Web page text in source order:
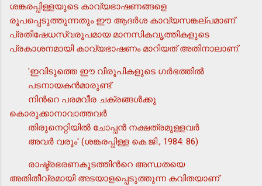
ശങ്കരപ്പിള്ളയുടെ കാവ്യഭാഷണങ്ങളെ
രൂപപ്പെടുത്തുന്നതും ഈ ആദര്‍ശ കാവ്യസങ്കല്പമാണ്.
പ്രതിഷേധസ്വരൂപമായ മാനസികവൃത്തികളുടെ
പ്രകാശനമായി കാവ്യഭാഷണം മാറിയത് അതിനാലാണ്.
'ഇവിടുത്തെ ഈ വിരൂപികളുടെ ഗര്‍ഭത്തില്‍
പടനായകന്‍മാരുണ്ട്
നിന്‍റെ പരമവീര ചക്രങ്ങള്‍ക്കു
കൊരുക്കാനാവാത്തവര്‍
തിരുനെറ്റിയില്‍ ചോപ്പന്‍ നക്ഷത്രമുള്ളവര്‍
അവര്‍ വരും' (ശങ്കരപ്പിള്ള കെ.ജി., 1984: 86)
രാഷ്ട്രഭരണകൂടത്തിന്‍റെ അന്ധതയെ
അതിതീവ്രമായി അടയാളപ്പെടുത്തുന്ന കവിതയാണ്